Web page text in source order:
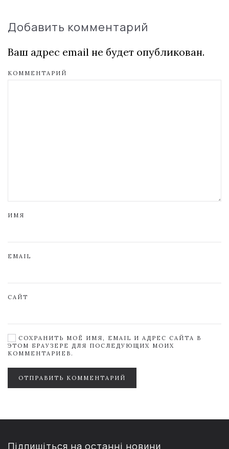
Добавить комментарий
Ваш адрес email не будет опубликован.
КОММЕНТАРИЙ
ИМЯ
EMAIL
САЙТ
СОХРАНИТЬ МОЁ ИМЯ, EMAIL И АДРЕС САЙТА В
ЭТОМ БРАУЗЕРЕ ДЛЯ ПОСЛЕДУЮЩИХ МОИХ
КОММЕНТАРИЕВ.
ОТПРАВИТЬ КОММЕНТАРИЙ
Підпишіться на останні новини